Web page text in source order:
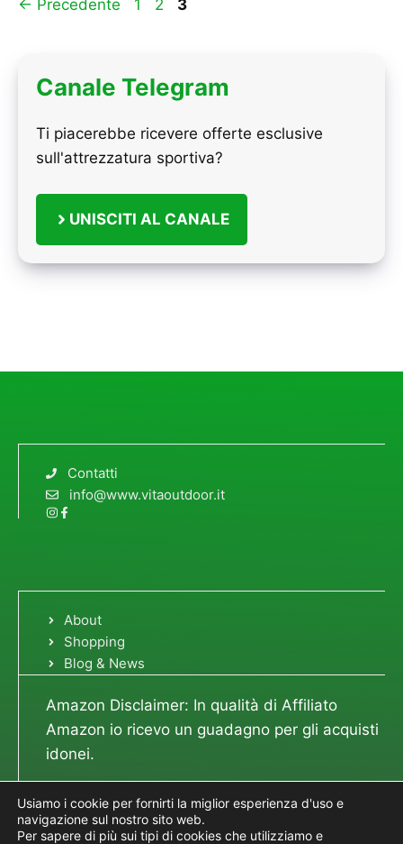
← Precedente Pagina
1 Pagina
2 Pagina
3
Canale Telegram
Ti piacerebbe ricevere offerte esclusive
sull'attrezzatura sportiva?
UNISCITI AL CANALE
Contatti
info@www.vitaoutdoor.it
About
Shopping
Blog & News
Amazon Disclaimer: In qualità di Affiliato
Amazon io ricevo un guadagno per gli acquisti
idonei.
© 2023 Vita Outdoor - P.I. 02629000742 -
Usiamo i cookie per fornirti la miglior esperienza d'uso e
navigazione sul nostro sito web.
Per sapere di più sui tipi di cookies che utilizziamo e